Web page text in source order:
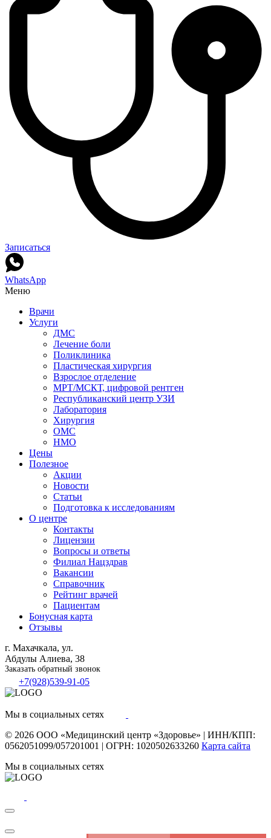
Записаться
WhatsApp
Меню
Врачи
Услуги
ДМС
Лечение боли
Поликлиника
Пластическая хирургия
Взрослое отделение
МРТ/МСКТ, цифровой рентген
Республиканский центр УЗИ
Лаборатория
Хирургия
ОМС
НМО
Цены
Полезное
Акции
Новости
Статьи
Подготовка к исследованиям
О центре
Контакты
Лицензии
Вопросы и ответы
Филиал Нацздрав
Вакансии
Справочник
Рейтинг врачей
Пациентам
Бонусная карта
Отзывы
г. Махачкала, ул.
Абдулы Алиева, 38
Заказать обратный звонок
+7(928)539-91-05
Мы в социальных сетях
© 2026 ООО «Медицинский центр «Здоровье» | ИНН/КПП:
0562051099/057201001 | ОГРН: 1020502633260 Карта сайта
Мы в социальных сетях